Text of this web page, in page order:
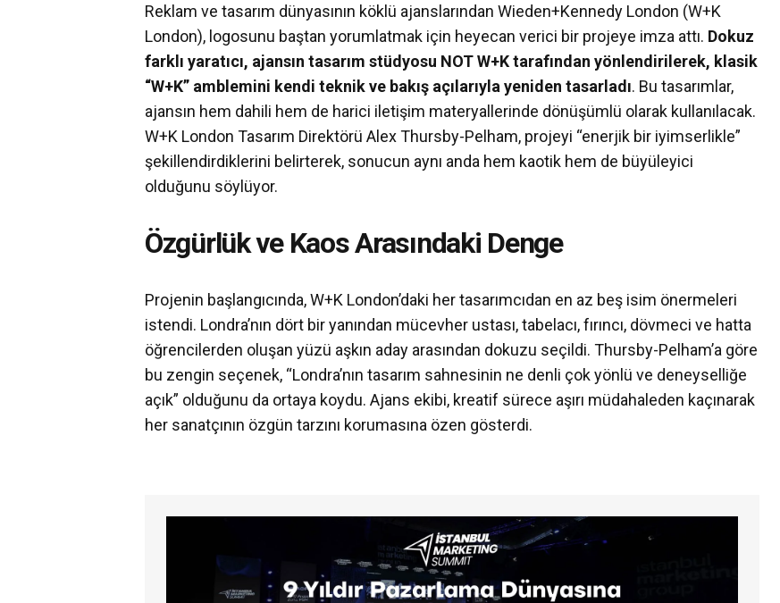
Reklam ve tasarım dünyasının köklü ajanslarından Wieden+Kennedy London (W+K
London), logosunu baştan yorumlatmak için heyecan verici bir projeye imza attı. Dokuz
farklı yaratıcı, ajansın tasarım stüdyosu NOT W+K tarafından yönlendirilerek, klasik
“W+K” amblemini kendi teknik ve bakış açılarıyla yeniden tasarladı. Bu tasarımlar,
ajansın hem dahili hem de harici iletişim materyallerinde dönüşümlü olarak kullanılacak.
W+K London Tasarım Direktörü Alex Thursby-Pelham, projeyi “enerjik bir iyimserlikle”
şekillendirdiklerini belirterek, sonucun aynı anda hem kaotik hem de büyüleyici
olduğunu söylüyor.
Özgürlük ve Kaos Arasındaki Denge
Projenin başlangıcında, W+K London’daki her tasarımcıdan en az beş isim önermeleri
istendi. Londra’nın dört bir yanından mücevher ustası, tabelacı, fırıncı, dövmeci ve hatta
öğrencilerden oluşan yüzü aşkın aday arasından dokuzu seçildi. Thursby-Pelham’a göre
bu zengin seçenek, “Londra’nın tasarım sahnesinin ne denli çok yönlü ve deneyselliğe
açık” olduğunu da ortaya koydu. Ajans ekibi, kreatif sürece aşırı müdahaleden kaçınarak
her sanatçının özgün tarzını korumasına özen gösterdi.